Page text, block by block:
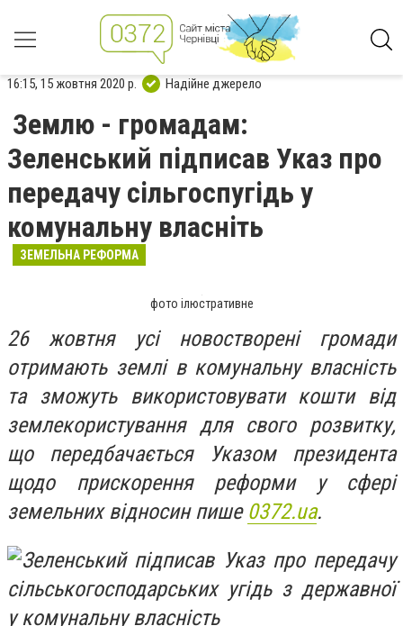
16:15, 15 жовтня 2020 р. Надійне джерело
Землю - громадам:
Зеленський підписав Указ про
передачу сільгоспугідь у
комунальну власніть
ЗЕМЕЛЬНА РЕФОРМА
фото ілюстративне
26 жовтня усі новостворені громади
отримають землі в комунальну власність
та зможуть використовувати кошти від
землекористування для свого розвитку,
що передбачається Указом президента
щодо прискорення реформи у сфері
земельних відносин пише 0372.ua.